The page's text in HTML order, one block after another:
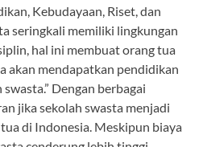
Kebudayaan, Riset, dan
seringkali memiliki lingkungan
hal ini membuat orang tua
akan mendapatkan pendidikan
Dengan berbagai
jika sekolah swasta menjadi
di Indonesia. Meskipun biaya